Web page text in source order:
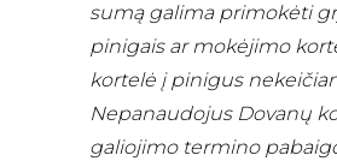
sumą galima primokėti
pinigais ar mokėjimo
kortelė į pinigus
Nepanaudojus Dovanų
galiojimo termino